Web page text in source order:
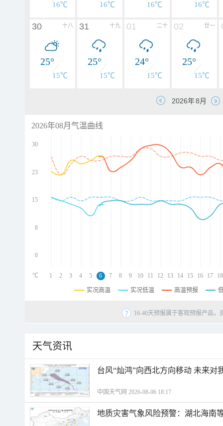
16℃ 16℃ 16℃ 16℃
十八
30
25°
15℃
十九
31
25°
15℃
二十
01
24°
15℃
廿一
02
25°
15℃
2026年08月气温曲线
30
23
15
8
0
1 2 3 4 5 6 7 8 9 10 11 12 13 14 15 16 17 18
℃
实况高温 实况低温 高温预报
16-40天预报属于客观预报产品
天气资讯
台风“灿鸿”向西北方向移动 未来对
中国天气网 2026-08-06 18:17
地质灾害气象风险预警：湖北海南